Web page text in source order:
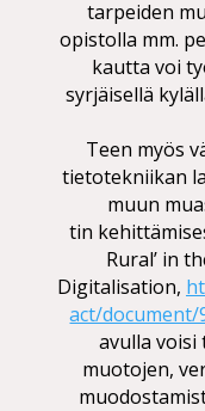
tarpeiden
opistolla mm.
kautta voi
syrjäisellä
Teen myös
tietotekniikan
muun
tin
Rural’ in
Digitalisation,
act/document/
avulla
muotojen,